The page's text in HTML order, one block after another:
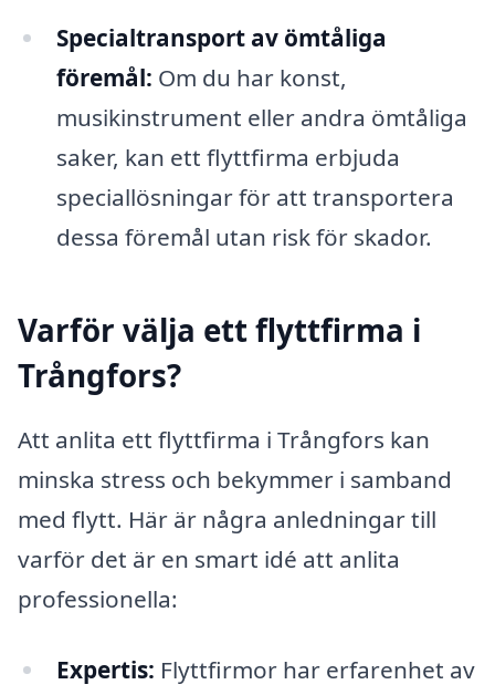
Specialtransport av ömtåliga
föremål: Om du har konst,
musikinstrument eller andra ömtåliga
saker, kan ett flyttfirma erbjuda
speciallösningar för att transportera
dessa föremål utan risk för skador.
Varför välja ett flyttfirma i
Trångfors?
Att anlita ett flyttfirma i Trångfors kan
minska stress och bekymmer i samband
med flytt. Här är några anledningar till
varför det är en smart idé att anlita
professionella:
Expertis: Flyttfirmor har erfarenhet av